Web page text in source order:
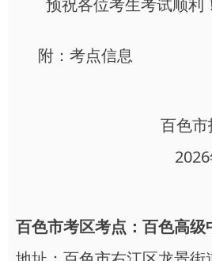
预祝各位考生考试顺利！
附：考点信息
百色
2026年
百色市考区考点：百色高级